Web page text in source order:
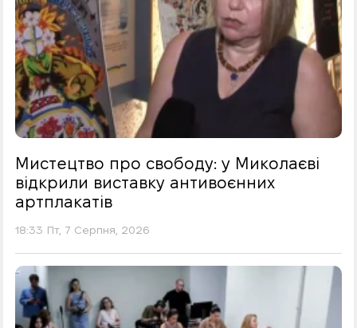
Мистецтво про свободу: у Миколаєві
відкрили виставку антивоєнних
артплакатів
18:33 Пт, 7 Серпня, 2026